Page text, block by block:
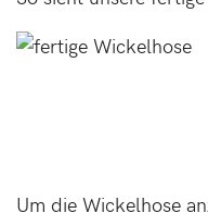
Um die Wickelhose